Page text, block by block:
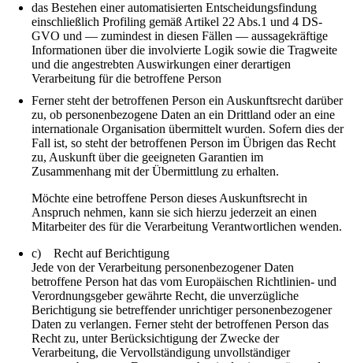
das Bestehen einer automatisierten Entscheidungsfindung
einschließlich Profiling gemäß Artikel 22 Abs.1 und 4 DS-
GVO und — zumindest in diesen Fällen — aussagekräftige
Informationen über die involvierte Logik sowie die Tragweite
und die angestrebten Auswirkungen einer derartigen
Verarbeitung für die betroffene Person
Ferner steht der betroffenen Person ein Auskunftsrecht darüber
zu, ob personenbezogene Daten an ein Drittland oder an eine
internationale Organisation übermittelt wurden. Sofern dies der
Fall ist, so steht der betroffenen Person im Übrigen das Recht
zu, Auskunft über die geeigneten Garantien im
Zusammenhang mit der Übermittlung zu erhalten.
Möchte eine betroffene Person dieses Auskunftsrecht in
Anspruch nehmen, kann sie sich hierzu jederzeit an einen
Mitarbeiter des für die Verarbeitung Verantwortlichen wenden.
c) Recht auf Berichtigung
Jede von der Verarbeitung personenbezogener Daten
betroffene Person hat das vom Europäischen Richtlinien- und
Verordnungsgeber gewährte Recht, die unverzügliche
Berichtigung sie betreffender unrichtiger personenbezogener
Daten zu verlangen. Ferner steht der betroffenen Person das
Recht zu, unter Berücksichtigung der Zwecke der
Verarbeitung, die Vervollständigung unvollständiger